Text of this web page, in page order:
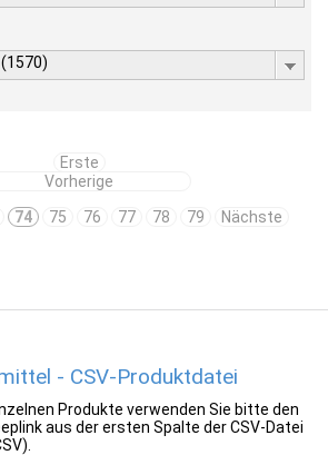
Erste
Vorherige
74 75 76 77 78 79 Nächste
- CSV-Produktdatei
Produkte verwenden Sie bitte den
aus der ersten Spalte der CSV-Datei